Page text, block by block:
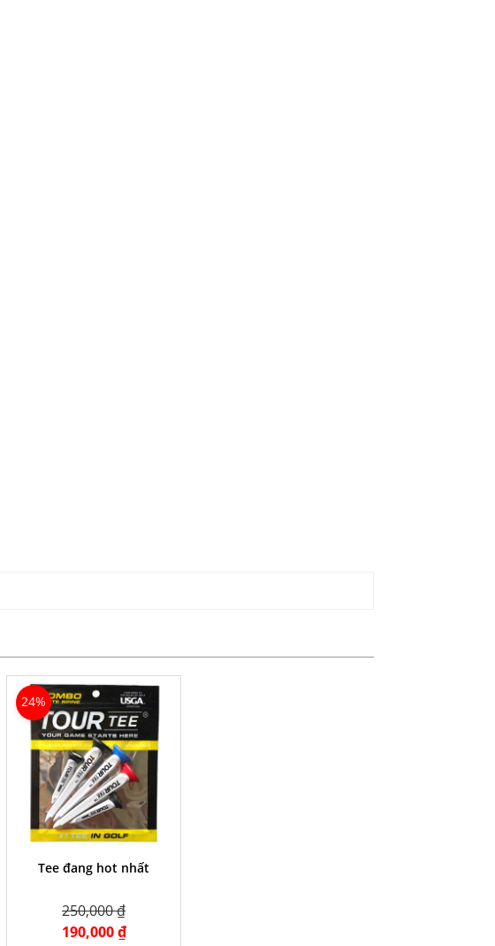
24%
Tee đang hot nhất
250,000 ₫
190,000 ₫